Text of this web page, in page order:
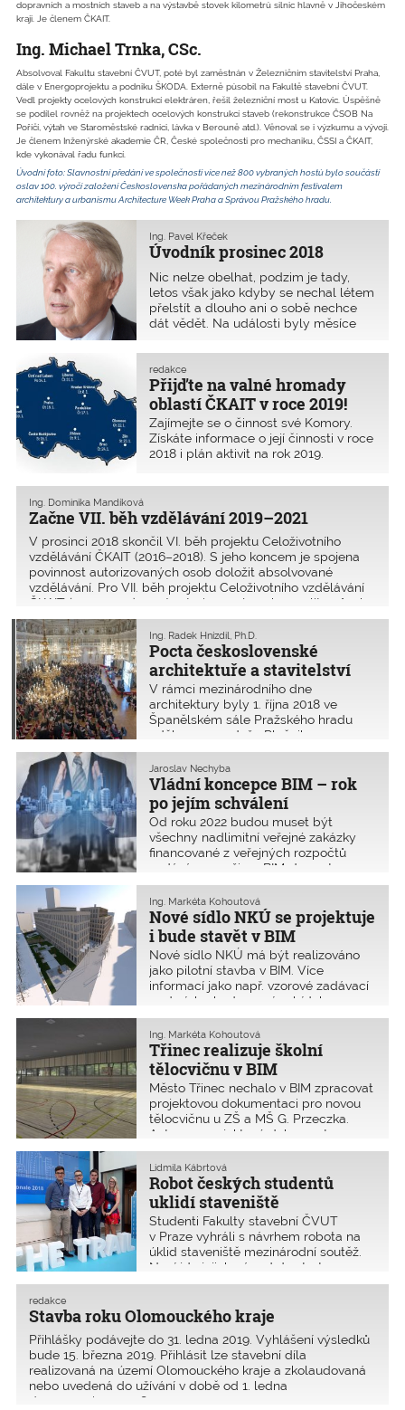
dopravních a mostních staveb a na výstavbě stovek kilometrů silnic hlavně v Jihočeském
kraji. Je členem ČKAIT.
Ing. Michael Trnka, CSc.
Absolvoval Fakultu stavební ČVUT, poté byl zaměstnán v Železničním stavitelství Praha,
dále v Energoprojektu a podniku ŠKODA. Externě působil na Fakultě stavební ČVUT.
Vedl projekty ocelových konstrukcí elektráren, řešil železniční most u Katovic. Úspěšně
se podílel rovněž na projektech ocelových konstrukcí staveb (­rekonstrukce ČSOB Na
Poříčí, výtah ve Staroměstské radnici, lávka v Berouně atd.). Věnoval se i výzkumu a vývoji.
Je členem Inženýrské akademie ČR, České společnosti pro mechaniku, ČSSI a ČKAIT,
kde vykonával řadu funkcí.
Úvodní foto: Slavnostní předání ve společnosti více než 800 vybraných hostů bylo součástí
oslav 100. výročí založení Československa pořádaných mezinárodním festivalem
architektury a urbanismu Architecture Week Praha a Správou Pražského hradu.
Úvodník prosinec 2018
Ing. Pavel Křeček
Nic nelze obelhat, podzim je tady,
letos však jako kdyby se nechal létem
přelstít a dlouho ani o sobě nechce
dát vědět. Na události byly měsíce
říkám, že bych potřeboval za sebe
ještě dva klony. „Tak nemusíš být
všude!“ Je to pravda. Přestože na
mnoho akcí chodí další členové
představenstva, stejně nestíhám.
Vrátil jsem se z Neapole,
v Neapolském zálivu bylo krásně, ale
též jsem viděl, jak by časem mohla
hektar, než je v Neapoli. Developeři
budou spokojeni, jenom si nejsem jist,
zda budou spokojeni bydlící v oněch
bytech s tmavými kouty. Na druhou
stranu, když vidím ceny za byt
v Praze, jsem klidný – nemyslím totiž,
tisíc lidí.
Přijďte na valné hromady
oblastí ČKAIT v roce 2019!
redakce
Zajímejte se o činnost své Komory.
Získáte informace o její činnosti v roce
2018 i plán aktivit na rok 2019.
Začne VII. běh vzdělávání 2019–2021
Ing. Dominika Mandíková
V prosinci 2018 skončil VI. běh projektu Celoživotního
vzdělávání ČKAIT (2016–2018). S jeho koncem je spojena
povinnost autorizovaných osob doložit absolvované
vzdělávání. Pro VII. běh projektu Celoživotního vzdělávání
ČKAIT (2019–2021) musí autorizované osoby zvolit způsob
vzdělávání, a to kreditní formu nebo formu individuální. Ke
kreditnímu programu CŽV se AO přihlašují ­e-mailem,
písemně nebo osobně u oblastní kanceláře ČKAIT.
Autorizovaná osoba může kdykoliv v průběhu cyklu
způsob svého vzdělávání změnit nebo se přihlásit k účasti
v projektu CŽV u své oblastní kanceláře ČKAIT.
Pocta československé
architektuře a stavitelství
Ing. Radek Hnízdil, Ph.D.
V rámci mezinárodního dne
architektury byly 1. října 2018 ve
Španělském sále Pražského hradu
uděleny ceny Jože Plečnika pro
významné architekty a stavitele
z České a Slovenské republiky.
Vládní koncepce BIM – rok
po jejím schválení
Jaroslav Nechyba
Od roku 2022 budou muset být
všechny nadlimitní veřejné zakázky
financované z veřejných rozpočtů
zadávány v režimu BIM. Je proto
nutné, co nejvíce šířit informovanost
celého stavebního sektoru. Zbývá jen
13 čtvrtletí a veřejných zakázek v BIM
je jak šafránu.
Nové sídlo NKÚ se projektuje
i bude stavět v BIM
Ing. Markéta Kohoutová
Nové sídlo NKÚ má být realizováno
jako pilotní stavba v BIM. Více
informací jako např. vzorové zadávací
podmínky, hodnocení nabídek,
smlouva podle FIDIC a další
informace jsou k dispozici na
www.nku.cz/cz/pro-media/sidlo-nku/
Třinec realizuje školní
tělocvičnu v BIM
Ing. Markéta Kohoutová
Město Třinec nechalo v BIM zpracovat
projektovou dokumentaci pro novou
tělocvičnu u ZŠ a MŠ G. Przeczka.
Autorem projektové dokumentace pro
výběr zhotovitele zpracované v BIM je
FIALA ARCHITECTS s.r.o.
Předpokládaná cena byla 76 mil. Kč
včetně DPH. Od zhotovitele stavby
bylo požadováno odevzdat
dokumentaci skutečného provedení
v BIM. Do soutěže se přihlásili čtyři
uchazeči, přičemž zvítězil Hochtief
včetně DPH. Smlouva s dodavatelem
Dokončení stavby včetně sadových
úprav je plánováno na červen 2019.
(zdroj: město Třinec)
Robot českých studentů
uklidí staveniště
Lidmila Kábrtová
Studenti Fakulty stavební ČVUT
v Praze vyhráli s návrhem robota na
úklid staveniště mezinárodní soutěž.
Nyní jde jejich nápad do start-up
inkubátoru a zajímají se o něj české
mohl začít fungovat za tři až pět let.
Žádný jiný robotický systém pro úklid
staveniště dosud neexistuje.
Stavba roku Olomouckého kraje
redakce
Přihlášky podávejte do 31. ledna 2019. Vyhlášení výsledků
bude 15. března 2019. Přihlásit lze stavební díla
realizovaná na území Olomouckého kraje a zkolaudovaná
nebo uvedená do užívání v době od 1. ledna
do 31. prosince 2018.